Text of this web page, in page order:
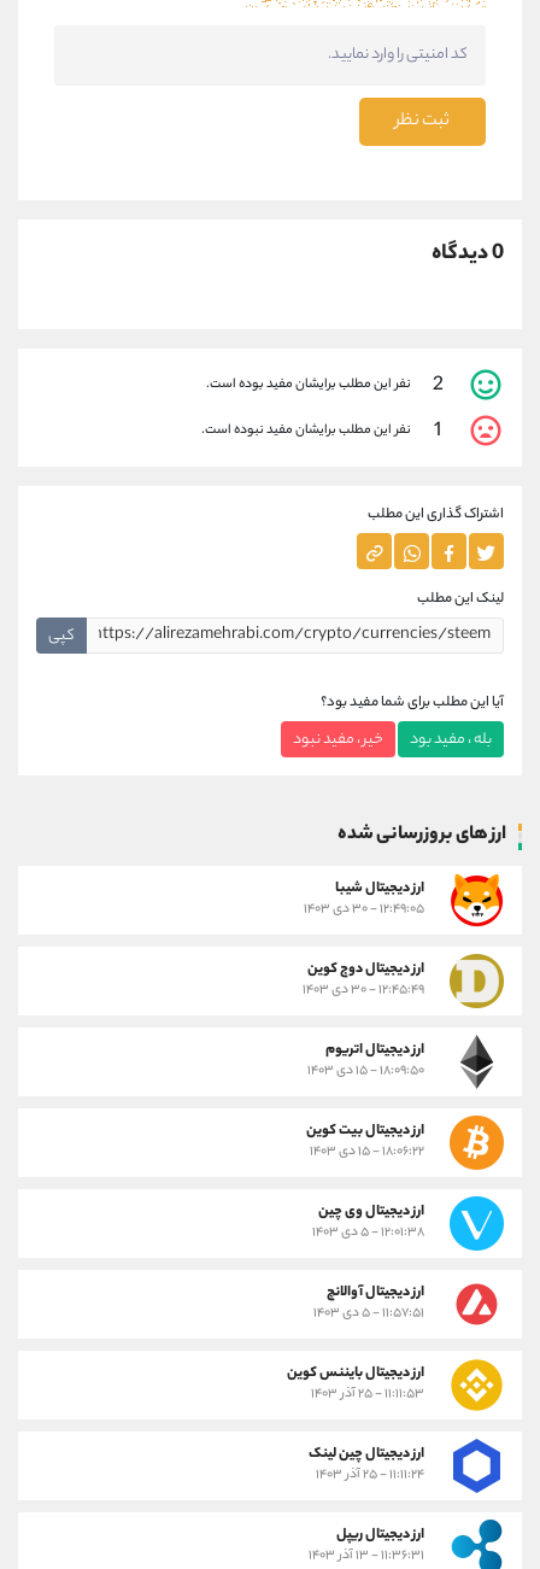
ثبت نظر
0 دیدگاه
2 نفر این مطلب برایشان مفید بوده است.
1 نفر این مطلب برایشان مفید نبوده است.
اشتراک گذاری این مطلب
لینک این مطلب
کپی
آیا این مطلب برای شما مفید بود؟
بله ، مفید بود خیر ، مفید نبود
ارز های بروزرسانی شده
ارز ديجيتال شیبا
۱۲:۴۹:۰۵ - ۳۰ دی ۱۴۰۳
ارز دیجیتال دوج کوین
۱۲:۴۵:۴۹ - ۳۰ دی ۱۴۰۳
ارز دیجیتال اتریوم
۱۸:۰۹:۵۰ - ۱۵ دی ۱۴۰۳
ارز دیجیتال بیت کوین
۱۸:۰۶:۲۲ - ۱۵ دی ۱۴۰۳
ارز دیجیتال وی چین
۱۲:۰۱:۳۸ - ۵ دی ۱۴۰۳
ارز دیجیتال آوالانچ
۱۱:۵۷:۵۱ - ۵ دی ۱۴۰۳
ارز دیجیتال بایننس کوین
۱۱:۱۱:۵۳ - ۲۵ آذر ۱۴۰۳
ارز دیجیتال چین لینک
۱۱:۱۱:۲۴ - ۲۵ آذر ۱۴۰۳
ارز دیجیتال ریپل
۱۱:۳۶:۳۱ - ۱۳ آذر ۱۴۰۳